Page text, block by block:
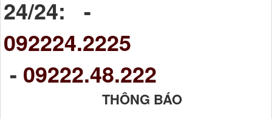
24/24: -
092224.2225
- 09222.48.222
THÔNG BÁO